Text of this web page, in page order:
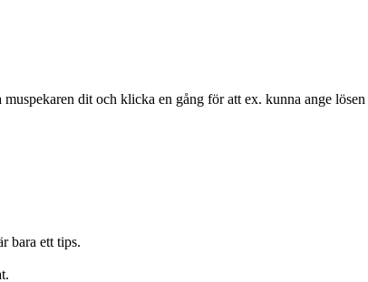
dit och klicka en gång för att ex. kunna ange
bara ett tips.